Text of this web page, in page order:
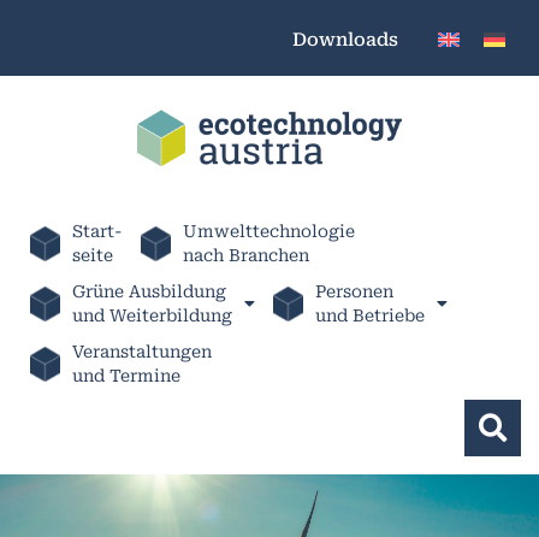
Downloads
Start-
seite
Umwelttechnologie
nach Branchen
Grüne Ausbildung
und Weiterbildung
Personen
und Betriebe
Veranstaltungen
und Termine